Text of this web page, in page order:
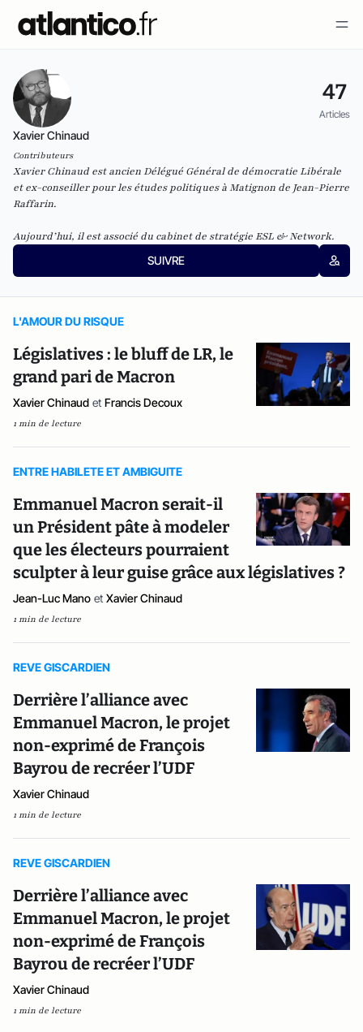
47
Articles
Xavier Chinaud
Contributeurs
Xavier Chinaud est ancien Délégué Général de démocratie Libérale
et ex-conseiller pour les études politiques à Matignon de Jean-Pierre
Raffarin.
Aujourd’hui, il est associé du cabinet de stratégie ESL & Network.
SUIVRE
L'AMOUR DU RISQUE
Législatives : le bluff de LR, le
grand pari de Macron
Xavier Chinaud et Francis Decoux
1 min de lecture
ENTRE HABILETE ET AMBIGUITE
Emmanuel Macron serait-il
un Président pâte à modeler
que les électeurs pourraient
sculpter à leur guise grâce aux législatives ?
Jean-Luc Mano et Xavier Chinaud
1 min de lecture
REVE GISCARDIEN
Derrière l’alliance avec
Emmanuel Macron, le projet
non-exprimé de François
Bayrou de recréer l’UDF
Xavier Chinaud
1 min de lecture
REVE GISCARDIEN
Derrière l’alliance avec
Emmanuel Macron, le projet
non-exprimé de François
Bayrou de recréer l’UDF
Xavier Chinaud
1 min de lecture